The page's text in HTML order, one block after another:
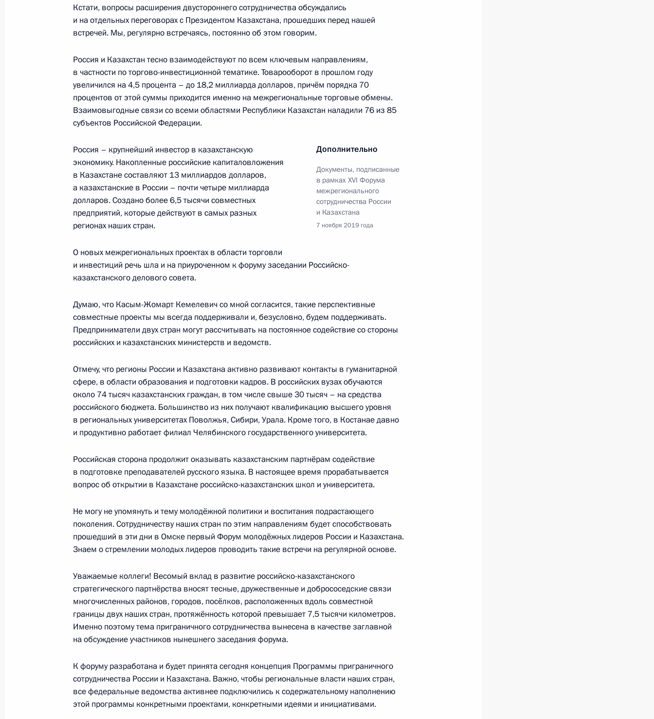
5 ноября 2019 года, вторник
5 ноября 2019 года, 20:00 Москва, Кремль
1 ноября 2019 года, пятница
Телемост с участниками движения WorldSkills
31 октября 2019 года, четверг
Встреча с представителями общественности Калининградской
области
7
30 октября 2019 года, среда
Встреча с главами христианских церквей Ближнего Востока
30 октября 2019 года, 22:00 Будапешт
Встреча с руководителями региональных организаций Африки
23 октября 2019 года, 15:00
7
23 октября 2019 года, 11:45 Сочи
Встреча с мастерами, молодыми выпускниками и студентами
ВГИКа
13
15 октября 2019 года, вторник
Встреча с представителями деловых кругов России и ОАЭ
15 октября 2019 года, 18:00 Абу-Даби
14 октября 2019 года, понедельник
Заседание Российско-саудовского экономического совета
Кстати, вопросы расширения двустороннего сотрудничества обсуждались
и на отдельных переговорах с Президентом Казахстана, прошедших перед нашей
встречей. Мы, регулярно встречаясь, постоянно об этом говорим.
Россия и Казахстан тесно взаимодействуют по всем ключевым направлениям,
в частности по торгово-инвестиционной тематике. Товарооборот в прошлом году
увеличился на 4,5 процента – до 18,2 миллиарда долларов, причём порядка 70
процентов от этой суммы приходится именно на межрегиональные торговые обмены.
Взаимовыгодные связи со всеми областями Республики Казахстан наладили 76 из 85
субъектов Российской Федерации.
Дополнительно
Документы, подписанные
в рамках XVI Форума
межрегионального
сотрудничества России
и Казахстана
7 ноября 2019 года
Россия – крупнейший инвестор в казахстанскую
экономику. Накопленные российские капиталовложения
в Казахстане составляют 13 миллиардов долларов,
а казахстанские в России – почти четыре миллиарда
долларов. Создано более 6,5 тысячи совместных
предприятий, которые действуют в самых разных
регионах наших стран.
О новых межрегиональных проектах в области торговли
и инвестиций речь шла и на приуроченном к форуму заседании Российско-
казахстанского делового совета.
Думаю, что Касым-Жомарт Кемелевич со мной согласится, такие перспективные
совместные проекты мы всегда поддерживали и, безусловно, будем поддерживать.
Предприниматели двух стран могут рассчитывать на постоянное содействие со стороны
российских и казахстанских министерств и ведомств.
Отмечу, что регионы России и Казахстана активно развивают контакты в гуманитарной
сфере, в области образования и подготовки кадров. В российских вузах обучаются
около 74 тысяч казахстанских граждан, в том числе свыше 30 тысяч – на средства
российского бюджета. Большинство из них получают квалификацию высшего уровня
в региональных университетах Поволжья, Сибири, Урала. Кроме того, в Костанае давно
и продуктивно работает филиал Челябинского государственного университета.
Российская сторона продолжит оказывать казахстанским партнёрам содействие
в подготовке преподавателей русского языка. В настоящее время прорабатывается
вопрос об открытии в Казахстане российско-казахстанских школ и университета.
Не могу не упомянуть и тему молодёжной политики и воспитания подрастающего
поколения. Сотрудничеству наших стран по этим направлениям будет способствовать
прошедший в эти дни в Омске первый Форум молодёжных лидеров России и Казахстана.
Знаем о стремлении молодых лидеров проводить такие встречи на регулярной основе.
Уважаемые коллеги! Весомый вклад в развитие российско-казахстанского
стратегического партнёрства вносят тесные, дружественные и добрососедские связи
многочисленных районов, городов, посёлков, расположенных вдоль совместной
границы двух наших стран, протяжённость которой превышает 7,5 тысячи километров.
Именно поэтому тема приграничного сотрудничества вынесена в качестве заглавной
на обсуждение участников нынешнего заседания форума.
К форуму разработана и будет принята сегодня концепция Программы приграничного
сотрудничества России и Казахстана. Важно, чтобы региональные власти наших стран,
все федеральные ведомства активнее подключились к содержательному наполнению
этой программы конкретными проектами, конкретными идеями и инициативами.